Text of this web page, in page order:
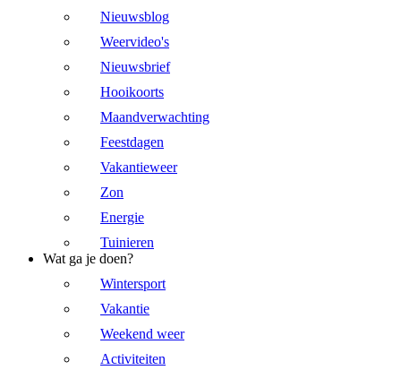
Nieuwsblog
Weervideo's
Nieuwsbrief
Hooikoorts
Maandverwachting
Feestdagen
Vakantieweer
Zon
Energie
Tuinieren
Wat ga je doen?
Wintersport
Vakantie
Weekend weer
Activiteiten